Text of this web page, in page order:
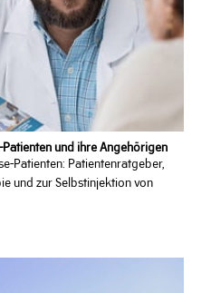
und ihre Angehörigen
Patienten: Patientenratgeber,
und zur Selbstinjektion von